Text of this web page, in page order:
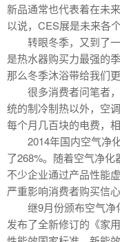
新品通常也代表着在未
以说，CES展是未来各
转眼冬季，又到了一
是热水器购买力最强的
那么冬季沐浴带给我们
很多消费者问笔者，
统的制冷制热以外，空
每个月几百块的电费，
2014年国内空气净化
了268%。随着空气净化
不少企业通过产品性能
严重影响消费者购买信
继9月份颁布空气净
发布了全新修订的《家